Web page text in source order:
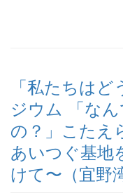
「私たちは
ジウム 「な
の？」こたえ
あいつぐ基地
けて〜（宜野